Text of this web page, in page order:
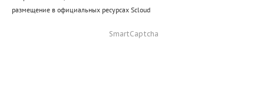
размещение в официальных ресурсах Scloud
SmartCaptcha